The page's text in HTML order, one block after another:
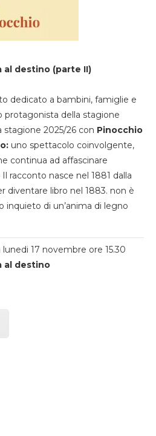
al destino (parte II)
dedicato a bambini, famiglie e
protagonista della stagione
stagione 2025/26 con Pinocchio
uno spettacolo coinvolgente,
continua ad affascinare
racconto nasce nel 1881 dalla
diventare libro nel 1883. non è
inquieto di un’anima di legno
17 novembre ore 15.30
al destino